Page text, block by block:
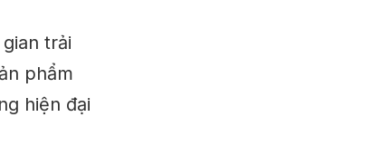
trải
phẩm
hiện đại